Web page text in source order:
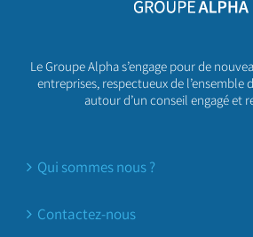
Le Groupe Alpha s’engage pour de
entreprises, respectueux de l’ensemble
autour d’un conseil engagé et
Qui sommes nous ?
Contactez-nous